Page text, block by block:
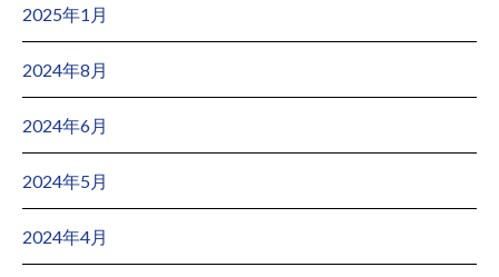
2025年1月
2024年8月
2024年6月
2024年5月
2024年4月